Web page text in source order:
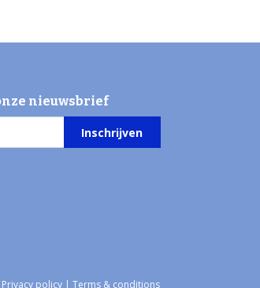
nieuwsbrief
Inschrijven
Privacy policy | Terms & conditions